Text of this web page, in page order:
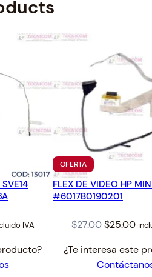
IVA
OFERTAPRODUCTO
EN
OFERTA
FLEX DE VIDEO HP
#6017B0190201
$27.00 Original
was:
$27.00.
$25.00
is:
¿Te interesa este